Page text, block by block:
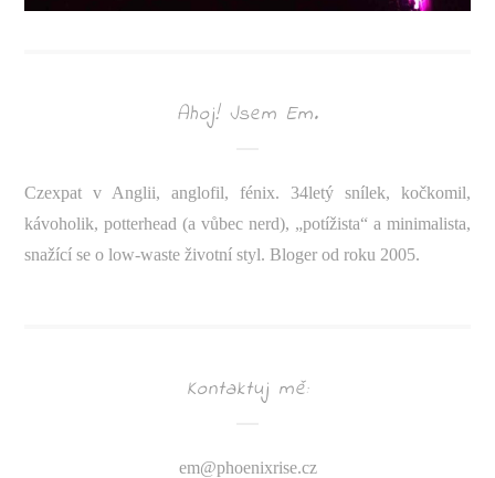
Ahoj! Jsem Em.
Czexpat v Anglii, anglofil, fénix. 34letý snílek, kočkomil,
kávoholik, potterhead (a vůbec nerd), „potížista“ a minimalista,
snažící se o low-waste životní styl. Bloger od roku 2005.
Kontaktuj mě:
em@phoenixrise.cz